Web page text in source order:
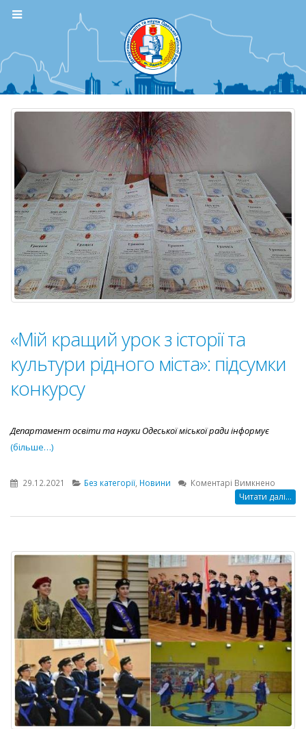
«Мій кращий урок з історії та
культури рідного міста»: підсумки
конкурсу
Департамент освіти та науки Одеської міської радиінформує
(більше…)
29.12.2021 Без категорії Новини Коментарі Вимкнено
«Мій
історії
та
рідного
міста»:
Читати далі...